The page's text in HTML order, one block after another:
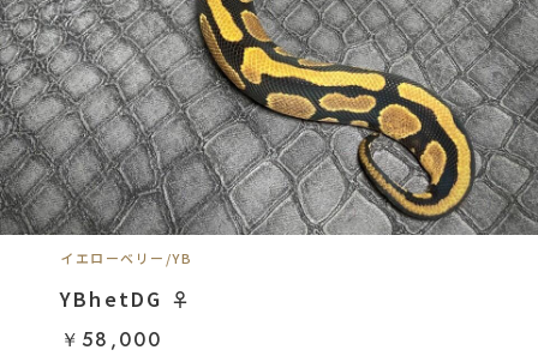
イエローベリー/YB
YBhetDG ♀
￥58,000